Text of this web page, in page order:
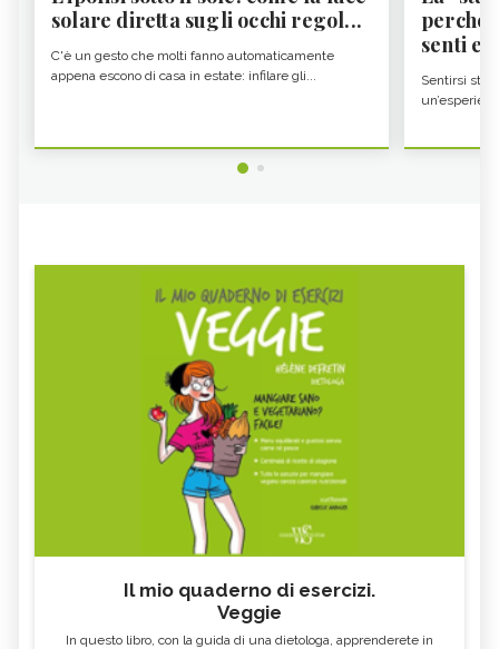
solare diretta sugli occhi regol...
C'è un gesto che molti fanno automaticamente
appena escono di casa in estate: infilare gli...
perché
senti
Sentirsi
Il mio quaderno di esercizi.
Veggie
In questo libro, con la guida di una dietologa, apprenderete in